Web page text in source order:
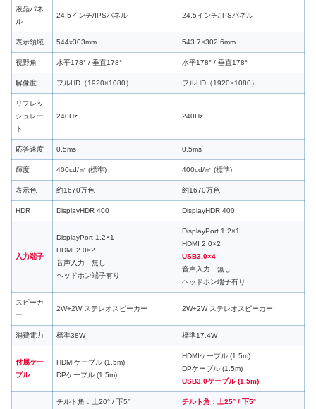
液晶パネ
ル
24.5インチ/IPSパネル 24.5インチ/IPSパネル
表示領域 544x303mm 543.7×302.6mm
視野角 水平178° / 垂直178° 水平178° / 垂直178°
解像度 フルHD（1920×1080） フルHD（1920×1080）
リフレッ
シュレー
ト
240Hz 240Hz
応答速度 0.5ms 0.5ms
輝度 400cd/㎡ (標準) 400cd/㎡ (標準)
表示色 約1670万色 約1670万色
HDR DisplayHDR 400 DisplayHDR 400
入力端子
DisplayPort 1.2×1
HDMI 2.0×2
音声入力 無し
ヘッドホン端子有り
DisplayPort 1.2×1
HDMI 2.0×2
USB3.0×4
音声入力 無し
ヘッドホン端子有り
スピーカ
ー
2W+2W ステレオスピーカー 2W+2W ステレオスピーカー
消費電力 標準38W 標準17.4W
付属ケー
ブル
HDMIケーブル (1.5m)
DPケーブル (1.5m)
HDMIケーブル (1.5m)
DPケーブル (1.5m)
USB3.0ケーブル (1.5m)
チルト角：上20° / 下5°
チルト角：上25° / 下5°